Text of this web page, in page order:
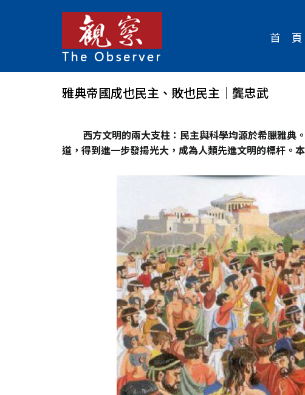
首 頁
雅典帝國成也民主、敗也民主│龔忠武
西方文明的兩大支柱：民主與科學均源於希臘雅典
道，得到進一步發揚光大，成為人類先進文明的標杆。